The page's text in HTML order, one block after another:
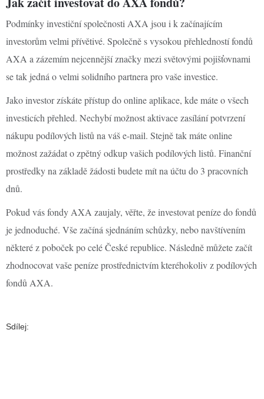
Podmínky investiční společnosti AXA jsou i k začínajícím
investorům velmi přívětivé. Společně s vysokou přehledností fondů
AXA a zázemím nejcennější značky mezi světovými pojišťovnami
se tak jedná o velmi solidního partnera pro vaše investice.
Jako investor získáte přístup do online aplikace, kde máte o všech
investicích přehled. Nechybí možnost aktivace zasílání potvrzení
nákupu podílových listů na váš e-mail. Stejně tak máte online
možnost zažádat o zpětný odkup vašich podílových listů. Finanční
prostředky na základě žádosti budete mít na účtu do 3 pracovních
dnů.
Pokud vás fondy AXA zaujaly, věřte, že investovat peníze do fondů
je jednoduché. Vše začíná sjednáním schůzky, nebo navštívením
některé z poboček po celé České republice. Následně můžete začít
zhodnocovat vaše peníze prostřednictvím kteréhokoliv z podílových
fondů AXA.
Sdílej: